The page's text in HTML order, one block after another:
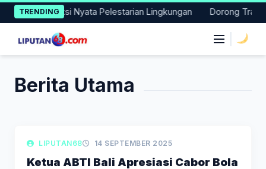
Skip
to
content
TRENDING
Lakukan Aksi Nyata Pelestarian Lingkungan Dorong
Berita Utama
LIPUTAN BERITA
LIPUTAN68 14 SEPTEMBER 2025
Ketua ABTI Bali Apresiasi Cabor Bola